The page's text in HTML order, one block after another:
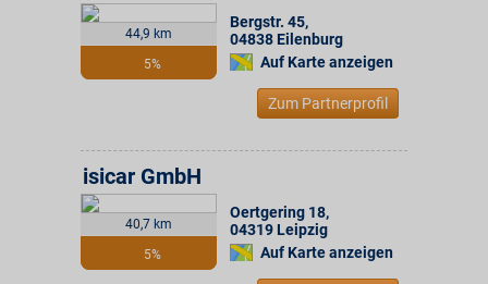
44,9 km
5%
Bergstr. 45,
04838 Eilenburg
Auf Karte anzeigen
Zum Partnerprofil
40,7 km
5%
isicar GmbH
Oertgering 18,
04319 Leipzig
Auf Karte anzeigen